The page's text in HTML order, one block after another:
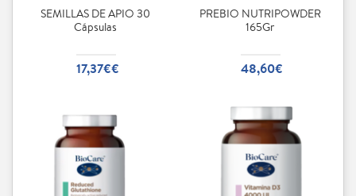
SEMILLAS DE APIO 30
Cápsulas
17,37€€
PREBIO NUTRIPOWDER
165Gr
48,60€